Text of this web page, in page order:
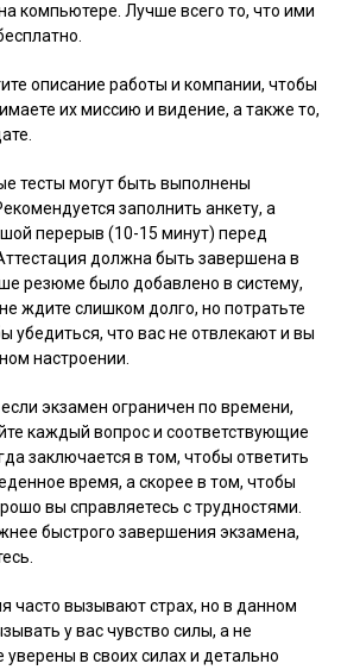
компьютере. Лучше всего то, что ими
описание работы и компании, чтобы
их миссию и видение, а также то,
тесты могут быть выполнены
заполнить анкету, а
перерыв (10-15 минут) перед
должна быть завершена в
резюме было добавлено в систему,
ждите слишком долго, но потратьте
убедиться, что вас не отвлекают и вы
настроении.
экзамен ограничен по времени,
каждый вопрос и соответствующие
заключается в том, чтобы ответить
время, а скорее в том, чтобы
вы справляетесь с трудностями.
быстрого завершения экзамена,
часто вызывают страх, но в данном
у вас чувство силы, а не
уверены в своих силах и детально